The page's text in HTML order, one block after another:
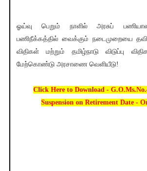
ஓய்வு பெறும் நாளில் அரசுப்
பணிநீக்கத்தில் வைக்கும் நடைமுறையை
விதிகள் மற்றும் தமிழ்நாடு விடுப்பு
மேற்கொண்டு அரசாணை வெளியீடு!
Click Here to Download -
Suspension on Retirement Date -